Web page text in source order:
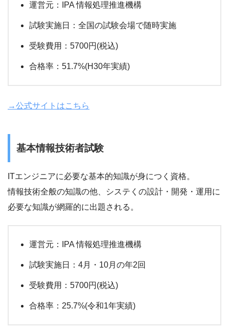
運営元：IPA 情報処理推進機構
試験実施日：全国の試験会場で随時実施
受験費用：5700円(税込)
合格率：51.7%(H30年実績)
→公式サイトはこちら
基本情報技術者試験
ITエンジニアに必要な基本的知識が身につく資格。
情報技術全般の知識の他、システくの設計・開発・運用に
必要な知識が網羅的に出題される。
運営元：IPA 情報処理推進機構
試験実施日：4月・10月の年2回
受験費用：5700円(税込)
合格率：25.7%(令和1年実績)